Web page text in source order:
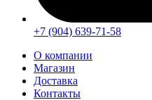
+7 (904) 639-71-58
О компании
Магазин
Доставка
Контакты